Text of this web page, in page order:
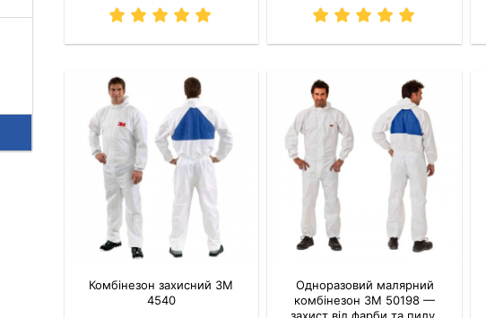
Комбінезон захисний 3M
4540
Одноразовий малярний
комбінезон 3M 50198 —